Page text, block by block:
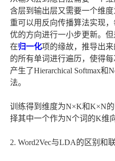
含层到输出层又需要一个维
重可以用反向传播算法实现
优的方向进行一小步更新。
在归一化项的缘故，推导出
的所有单词进行遍历，使得
产生了Hierarchical Softmax和
法。
训练得到维度为N×K和K×N
择其中一个作为N个词的K维
2. Word2Vec与LDA的区别和